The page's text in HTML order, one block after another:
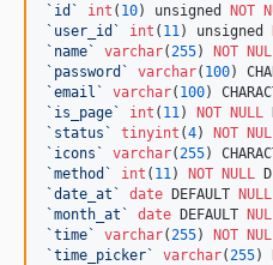
` id ` int ( 10) unsigned NOT
` user_id ` int ( 11 ) unsigned
` name` varchar( 255) NOT
` password ` varchar( 100)
`email ` varchar( 100)
` is_page` int ( 11 ) NOT NULL
` status ` tinyint (4) NOT
` icons ` varchar( 255)
`method ` int ( 11 ) NOT NULL
`date_at ` date DEFAULT NULL
`month_at ` date DEFAULT
`time` varchar( 255) NOT
`time_picker` varchar( 255)